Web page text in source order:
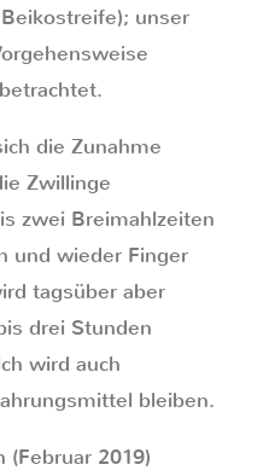
unser
die Zunahme
Zwillinge
zwei Breimahlzeiten
und wieder Finger
tagsüber aber
drei Stunden
wird auch
bleiben.
(Februar 2019)